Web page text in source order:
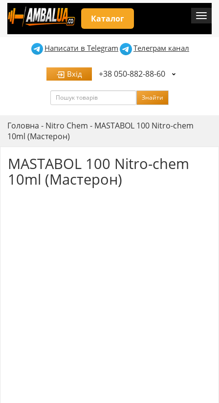
Каталог
Написати в Telegram Телеграм канал
Вхід +38 050-882-88-60
Пошук Знайти
Головна - Nitro Chem - MASTABOL 100 Nitro-chem
10ml (Мастерон)
MASTABOL 100 Nitro-chem
10ml (Мастерон)